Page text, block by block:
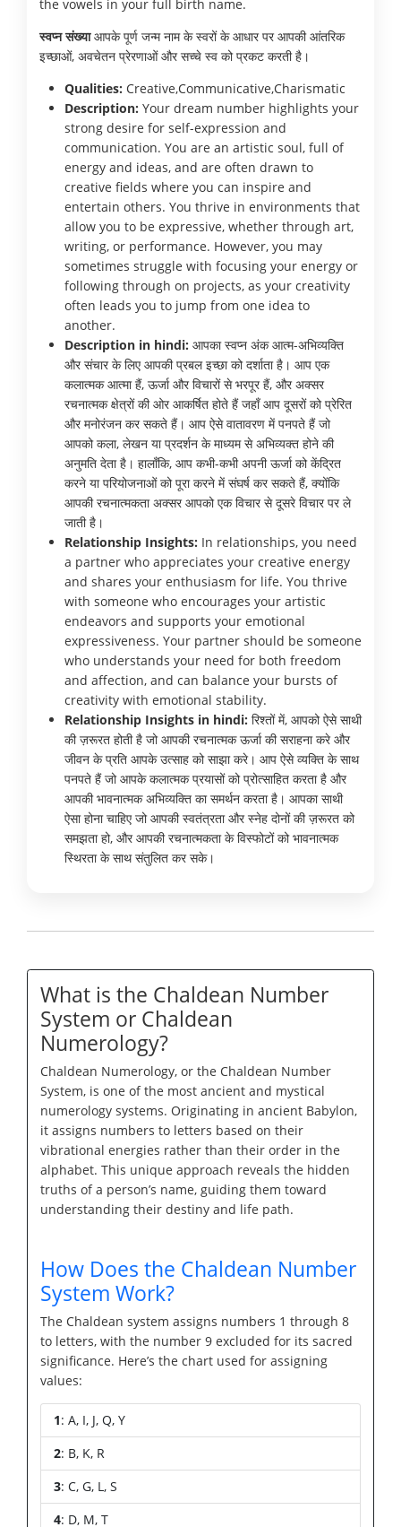
the vowels in your full birth name.
स्वप्न संख्याआपके पूर्ण जन्म नाम के स्वरों के आधार पर आपकी आंतरिक
इच्छाओं, अवचेतन प्रेरणाओं और सच्चे स्व को प्रकट करती है।
Qualities: Creative,Communicative,Charismatic
Description: Your dream number highlights your
strong desire for self-expression and
communication. You are an artistic soul, full of
energy and ideas, and are often drawn to
creative fields where you can inspire and
entertain others. You thrive in environments that
allow you to be expressive, whether through art,
writing, or performance. However, you may
sometimes struggle with focusing your energy or
following through on projects, as your creativity
often leads you to jump from one idea to
another.
Description in hindi: आपका स्वप्न अंक आत्म-अभिव्यक्ति
और संचार के लिए आपकी प्रबल इच्छा को दर्शाता है। आप एक
कलात्मक आत्मा हैं, ऊर्जा और विचारों से भरपूर हैं, और अक्सर
रचनात्मक क्षेत्रों की ओर आकर्षित होते हैं जहाँ आप दूसरों को प्रेरित
और मनोरंजन कर सकते हैं। आप ऐसे वातावरण में पनपते हैं जो
आपको कला, लेखन या प्रदर्शन के माध्यम से अभिव्यक्त होने की
अनुमति देता है। हालाँकि, आप कभी-कभी अपनी ऊर्जा को केंद्रित
करने या परियोजनाओं को पूरा करने में संघर्ष कर सकते हैं, क्योंकि
आपकी रचनात्मकता अक्सर आपको एक विचार से दूसरे विचार पर ले
जाती है।
Relationship Insights: In relationships, you need
a partner who appreciates your creative energy
and shares your enthusiasm for life. You thrive
with someone who encourages your artistic
endeavors and supports your emotional
expressiveness. Your partner should be someone
who understands your need for both freedom
and affection, and can balance your bursts of
creativity with emotional stability.
Relationship Insights in hindi: रिश्तों में, आपको ऐसे साथी
की ज़रूरत होती है जो आपकी रचनात्मक ऊर्जा की सराहना करे और
जीवन के प्रति आपके उत्साह को साझा करे। आप ऐसे व्यक्ति के साथ
पनपते हैं जो आपके कलात्मक प्रयासों को प्रोत्साहित करता है और
आपकी भावनात्मक अभिव्यक्ति का समर्थन करता है। आपका साथी
ऐसा होना चाहिए जो आपकी स्वतंत्रता और स्नेह दोनों की ज़रूरत को
समझता हो, और आपकी रचनात्मकता के विस्फोटों को भावनात्मक
स्थिरता के साथ संतुलित कर सके।
What is the Chaldean Number
System or Chaldean
Numerology?
Chaldean Numerology, or the Chaldean Number
System, is one of the most ancient and mystical
numerology systems. Originating in ancient Babylon,
it assigns numbers to letters based on their
vibrational energies rather than their order in the
alphabet. This unique approach reveals the hidden
truths of a person’s name, guiding them toward
understanding their destiny and life path.
How Does the Chaldean Number
System Work?
The Chaldean system assigns numbers 1 through 8
to letters, with the number 9 excluded for its sacred
significance. Here’s the chart used for assigning
values:
1: A, I, J, Q, Y
2: B, K, R
3: C, G, L, S
4: D, M, T